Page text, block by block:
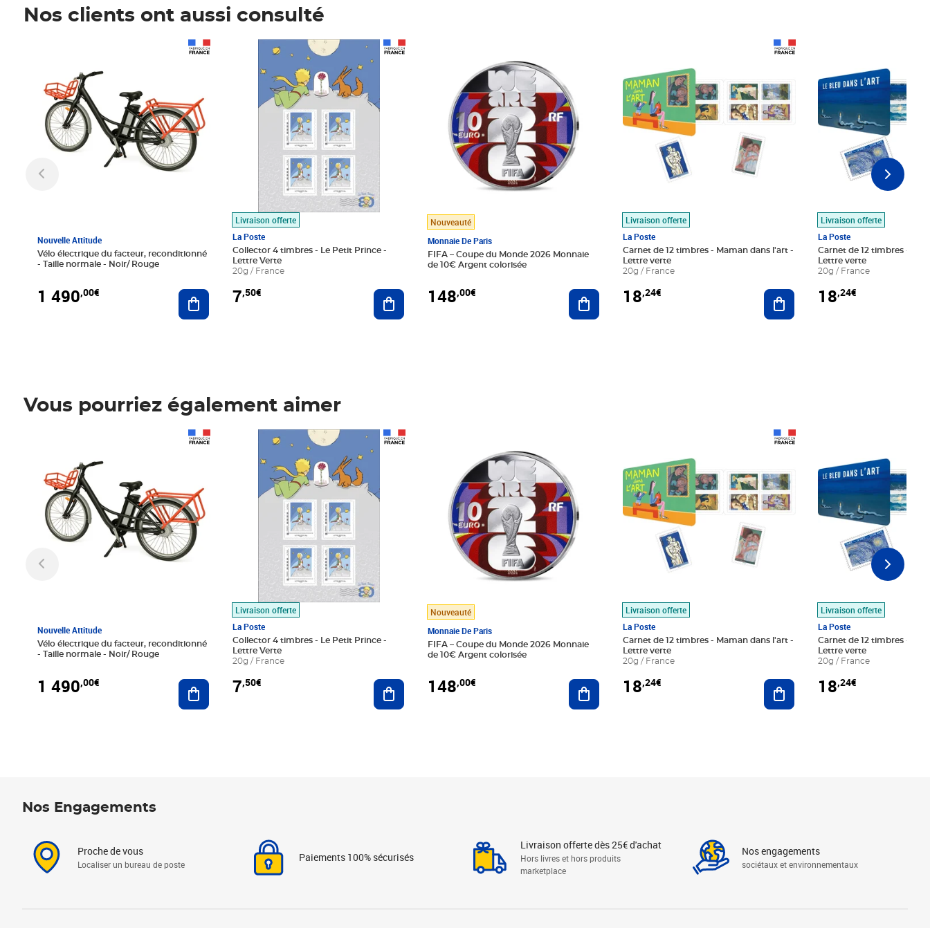
Nos clients ont aussi consulté
Nouvelle Attitude
Vélo électrique du facteur, reconditionné
- Taille normale - Noir/ Rouge
1 490,00€ Ajouter au panier
Livraison offerte
La Poste
Collector 4 timbres - Le Petit Prince -
Lettre Verte
20g / France
7,50€
Prix 7,50€
Ajouter au panier
Nouveauté
Monnaie De Paris
FIFA – Coupe du Monde 2026 Monnaie
de 10€ Argent colorisée
148,00€ Ajouter au panier
Livraison offerte
La Poste
Carnet de 12 timbres - Maman dans l'art -
Lettre verte
20g / France
18,24€ Ajouter au panier
Livraison offerte
La Poste
Carnet de 12 timbres - Le
Lettre verte
20g / France
18,24€
Vous pourriez également aimer
Nouvelle Attitude
Vélo électrique du facteur, reconditionné
- Taille normale - Noir/ Rouge
1 490,00€ Ajouter au panier
Livraison offerte
La Poste
Collector 4 timbres - Le Petit Prince -
Lettre Verte
20g / France
7,50€
Prix 7,50€
Ajouter au panier
Nouveauté
Monnaie De Paris
FIFA – Coupe du Monde 2026 Monnaie
de 10€ Argent colorisée
148,00€ Ajouter au panier
Livraison offerte
La Poste
Carnet de 12 timbres - Maman dans l'art -
Lettre verte
20g / France
18,24€ Ajouter au panier
Livraison offerte
La Poste
Carnet de 12 timbres - Le
Lettre verte
20g / France
18,24€
Nos Engagements
Proche de vous
Localiser un bureau de poste
Paiements 100% sécurisés
Livraison offerte dès 25€ d'achat
Hors livres et hors produits
marketplace
Nos engagements
sociétaux et environnementaux